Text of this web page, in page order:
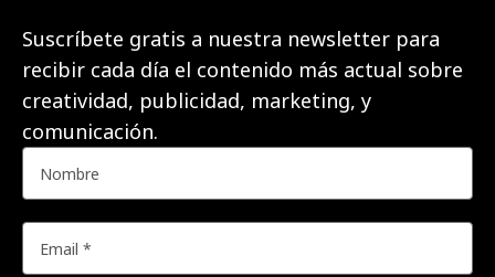
Suscríbete gratis a nuestra newsletter para
recibir cada día el contenido más actual sobre
creatividad, publicidad, marketing, y
comunicación.